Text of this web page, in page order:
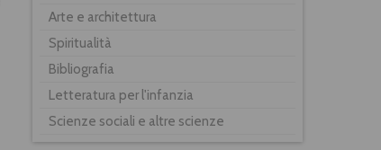
Arte e architettura
Spiritualità
Bibliografia
Letteratura per l'infanzia
Scienze sociali e altre scienze